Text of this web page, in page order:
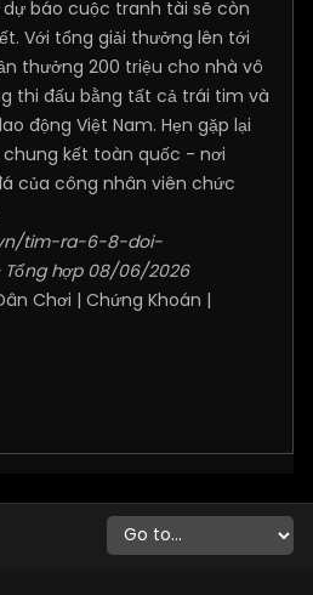
báo cuộc tranh tài sẽ còn
Với tổng giải thưởng lên tới
thưởng 200 triệu cho nhà vô
thi đấu bằng tất cả trái tim và
động Việt Nam. Hẹn gặp lại
kết toàn quốc - nơi
của công nhân viên chức
tim-ra-6-8-doi-
hợp 08/06/2026
Chơi | Chứng Khoán |